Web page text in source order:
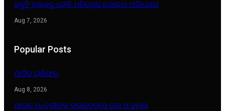
ସ୍କୁଟି ଚାଳକକୁ ରୋକି ମନିପ୍ରସ ଛଡାଇବା ଅଭିଯୋଗ
Aug 7, 2026
Popular Posts
ଆଜିର ରାଶିଫଳ
Aug 8, 2026
ଆଇନ ମନ୍ତ୍ରୀଙ୍କ ବାସଭବନରେ ନାଗ ଓ ଢମଣା